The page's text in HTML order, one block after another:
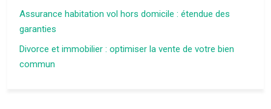
Assurance habitation vol hors domicile : étendue des
garanties
Divorce et immobilier : optimiser la vente de votre bien
commun